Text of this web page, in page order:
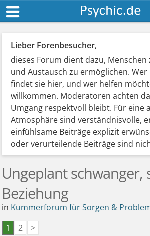
Lieber Forenbesucher,
dieses Forum dient dazu,
und Austausch zu ermöglichen.
findet sie hier, und wer helfen
willkommen. Moderatoren achten
Umgang respektvoll bleibt. Für eine
Atmosphäre sind verständnisvolle,
einfühlsame Beiträge explizit
oder verurteilende Beiträge sind
Ungeplant schwanger,
Beziehung
in Kummerforum für Sorgen &
1
2 >